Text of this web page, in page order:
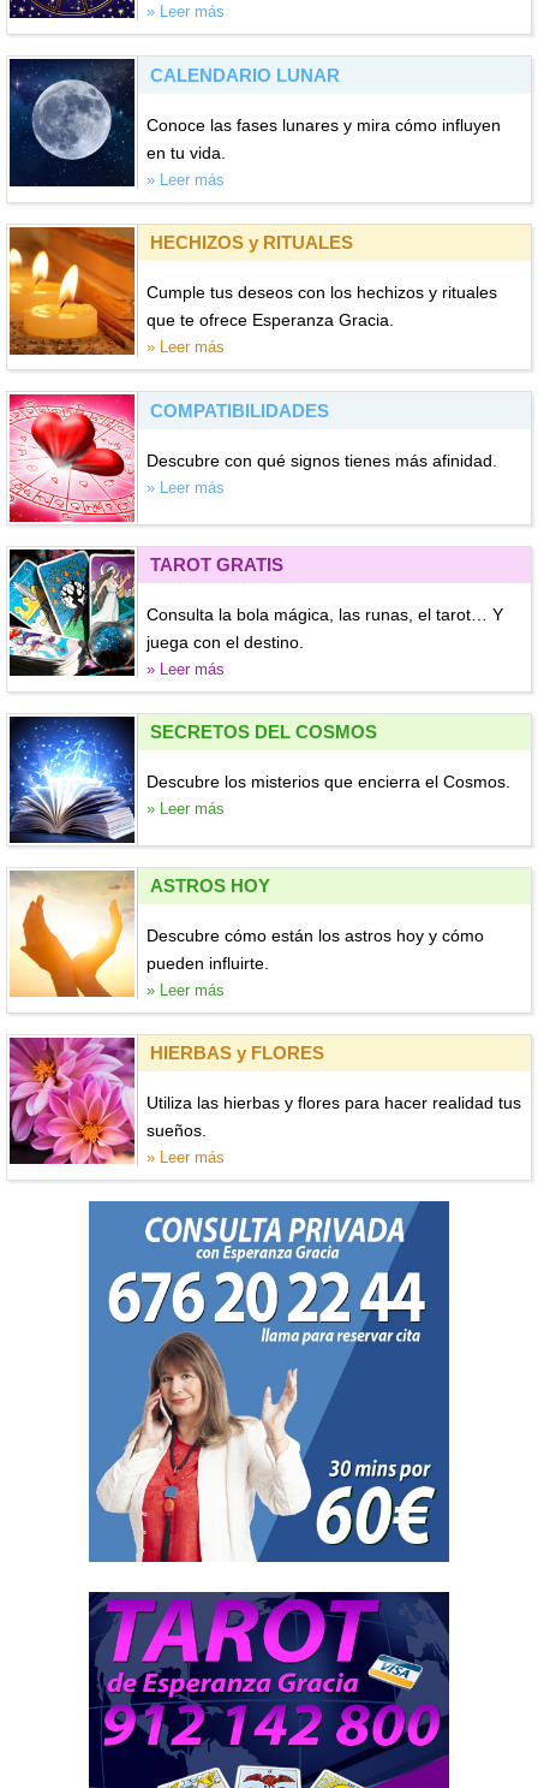
» Leer más
CALENDARIO LUNAR
Conoce las fases lunares y mira cómo influyen
en tu vida.
» Leer más
HECHIZOS y RITUALES
Cumple tus deseos con los hechizos y rituales
que te ofrece Esperanza Gracia.
» Leer más
COMPATIBILIDADES
Descubre con qué signos tienes más afinidad.
» Leer más
TAROT GRATIS
Consulta la bola mágica, las runas, el tarot… Y
juega con el destino.
» Leer más
SECRETOS DEL COSMOS
Descubre los misterios que encierra el Cosmos.
» Leer más
ASTROS HOY
Descubre cómo están los astros hoy y cómo
pueden influirte.
» Leer más
HIERBAS y FLORES
Utiliza las hierbas y flores para hacer realidad tus
sueños.
» Leer más